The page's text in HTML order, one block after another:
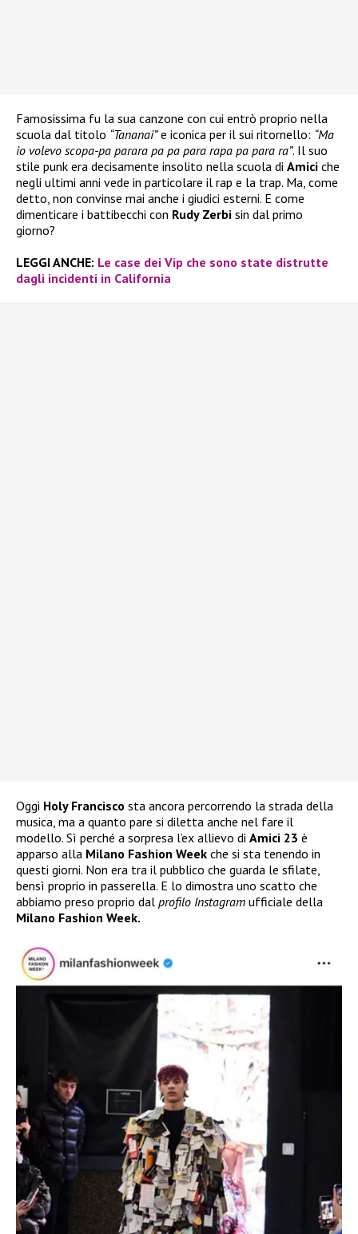
Famosissima fu la sua canzone con cui entrò proprio nella
scuola dal titolo “Tananai”e iconica per il sui ritornello: “Ma
io volevo scopa-pa parara pa pa para rapa pa para ra”. Il suo
stile punk era decisamente insolito nella scuola di Amici che
negli ultimi anni vede in particolare il rap e la trap. Ma, come
detto, non convinse mai anche i giudici esterni. E come
dimenticare i battibecchi con Rudy Zerbi sin dal primo
giorno?
LEGGI ANCHE: Le case dei Vip che sono state distrutte
dagli incidenti in California
Oggi Holy Francisco sta ancora percorrendo la strada della
musica, ma a quanto pare si diletta anche nel fare il
modello. Sì perché a sorpresa l’ex allievo di Amici 23 è
apparso alla Milano Fashion Week che si sta tenendo in
questi giorni. Non era tra il pubblico che guarda le sfilate,
bensì proprio in passerella. E lo dimostra uno scatto che
abbiamo preso proprio dal profilo Instagram ufficiale della
Milano Fashion Week.